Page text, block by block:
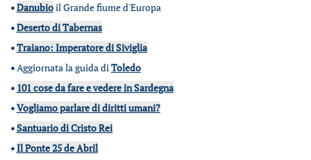
•Danubioil Grande fiume d'Europa
•Deserto di Tabernas
•Traiano: Imperatore di Siviglia
•Aggiornata la guida diToledo
• 101 cose da fare e vedere in Sardegna
•Vogliamo parlare di diritti umani?
•Santuario di Cristo Rei
•Il Ponte 25 de Abril